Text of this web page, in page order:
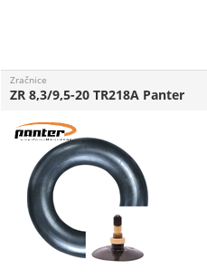
Zračnice
ZR 8,3/9,5-20 TR218A Panter